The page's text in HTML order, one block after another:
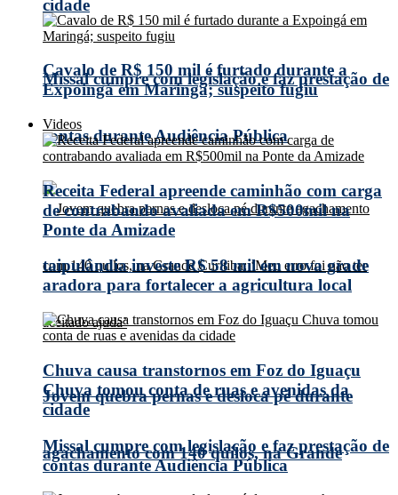
cidade
Missal cumpre com legislação e faz prestação de
contas durante Audiência Pública
Jovem quebra pernas e desloca pé durante
agachamento com 140 quilos, na Grande
Cavalo de R$ 150 mil é furtado durante a
Expoingá em Maringá; suspeito fugiu
Videos
Receita Federal apreende caminhão com carga
de contrabando avaliada em R$500mil na
Ponte da Amizade
taipulândia investe R$ 58 mil em nova grade
aradora para fortalecer a agricultura local
Chuva causa transtornos em Foz do Iguaçu
Chuva tomou conta de ruas e avenidas da
cidade
Missal cumpre com legislação e faz prestação de
contas durante Audiência Pública